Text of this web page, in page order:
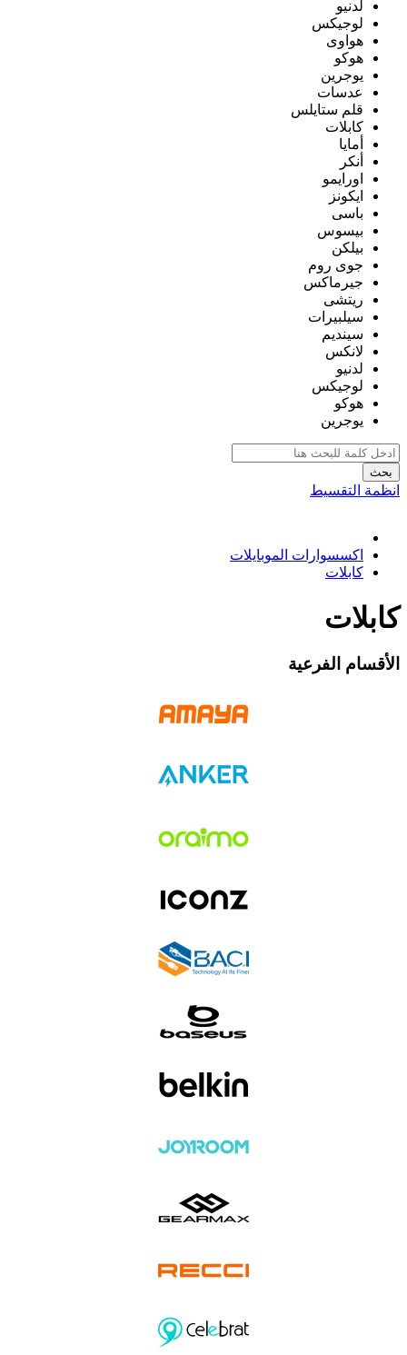
لدنيو
لوجيكس
هواوى
هوكو
يوجرين
عدسات
قلم ستايلس
كابلات
أمايا
أنكر
اورايمو
ايكونز
باسى
بيسوس
بيلكن
جوى روم
جيرماكس
ريتشى
سيلبيرات
سينديم
لانكس
لدنيو
لوجيكس
هوكو
يوجرين
بحث
انظمة التقسيط
اكسسوارات الموبايلات
كابلات
كابلات
الأقسام الفرعية